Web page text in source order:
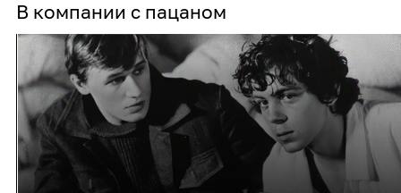
В компании с пацаном